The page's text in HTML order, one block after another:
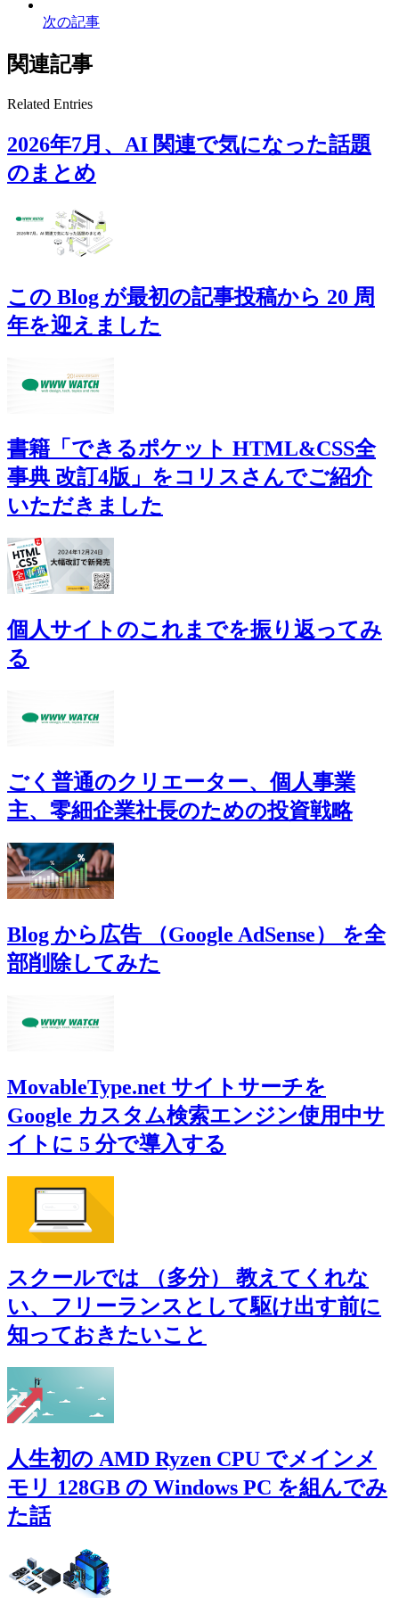
次の記事
関連記事
Related Entries
2026年7月、AI 関連で気になった話題
のまとめ
この Blog が最初の記事投稿から 20 周
年を迎えました
書籍「できるポケット HTML&CSS全
事典 改訂4版」をコリスさんでご紹介
いただきました
個人サイトのこれまでを振り返ってみ
る
ごく普通のクリエーター、個人事業
主、零細企業社長のための投資戦略
Blog から広告 （Google AdSense） を全
部削除してみた
MovableType.net サイトサーチを
Google カスタム検索エンジン使用中サ
イトに 5 分で導入する
スクールでは （多分） 教えてくれな
い、フリーランスとして駆け出す前に
知っておきたいこと
人生初の AMD Ryzen CPU でメインメ
モリ 128GB の Windows PC を組んでみ
た話